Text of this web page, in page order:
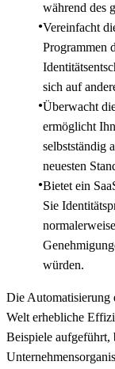
während des
Vereinfacht
Programmen
sich auf
Überwacht
ermöglicht
selbstständig
neuesten
Bietet ein
Sie
würden.
Die Automatisierung
Welt erhebliche
Beispiele aufgeführt,